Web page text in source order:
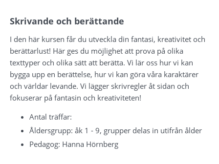
Skrivande och berättande
I den här kursen får du utveckla din fantasi, kreativitet och
berättarlust! Här ges du möjlighet att prova på olika
texttyper och olika sätt att berätta. Vi lär oss hur vi kan
bygga upp en berättelse, hur vi kan göra våra karaktärer
och världar levande. Vi lägger skrivregler åt sidan och
fokuserar på fantasin och kreativiteten!
Antal träffar:
Åldersgrupp: åk 1 - 9, grupper delas in utifrån ålder
Pedagog: Hanna Hörnberg